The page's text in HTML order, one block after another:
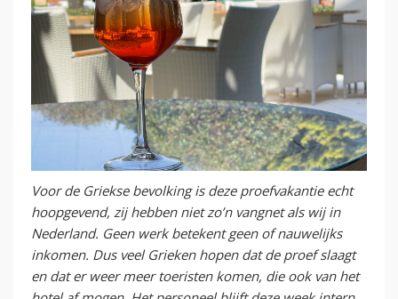
Voor de Griekse bevolking is deze proefvakantie echt
hoopgevend, zij hebben niet zo’n vangnet als wij in
Nederland. Geen werk betekent geen of nauwelijks
inkomen. Dus veel Grieken hopen dat de proef slaagt
en dat er weer meer toeristen komen, die ook van het